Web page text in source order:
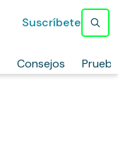
Consejos
Suscríbete